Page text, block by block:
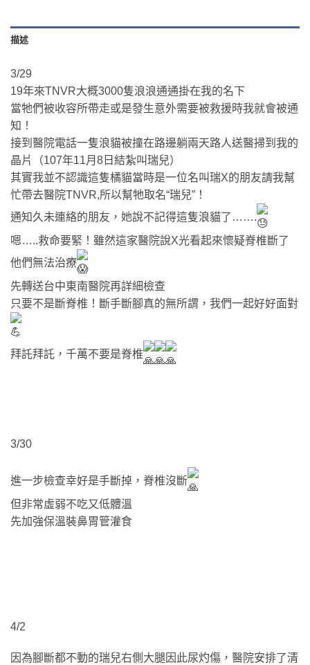
描述
3/29
19年來TNVR大概3000隻浪浪通通掛在我的名下
當牠們被收容所帶走或是發生意外需要被救援時我就會被通
知！
接到醫院電話一隻浪貓被撞在路邊躺兩天路人送醫掃到我的
晶片（107年11月8日結紮叫瑞兒）
其實我並不認識這隻橘貓當時是一位名叫瑞X的朋友請我幫
忙帶去醫院TNVR,所以幫牠取名“瑞兒”！
通知久未連絡的朋友，她說不記得這隻浪貓了…….
嗯…..救命要緊！雖然這家醫院說X光看起來懷疑脊椎斷了
他們無法治療
先轉送台中東南醫院再詳細檢查
只要不是斷脊椎！斷手斷腳真的無所謂，我們一起好好面對
拜託拜託，千萬不要是脊椎
3/30
進一步檢查幸好是手斷掉，脊椎沒斷
但非常虛弱不吃又低體溫
先加強保溫裝鼻胃管灌食
4/2
因為腳斷都不動的瑞兒右側大腿因此尿灼傷，醫院安排了清